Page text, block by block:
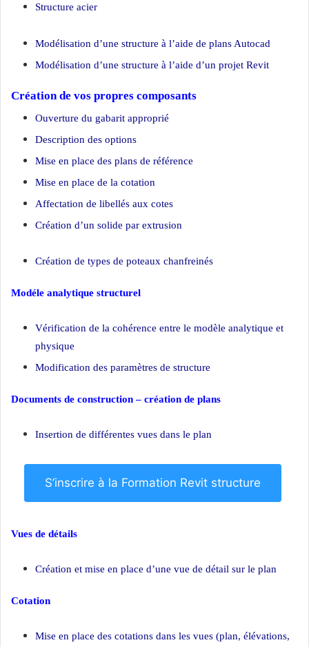
Structure acier
Modélisation d’une structure à l’aide de plans Autocad
Modélisation d’une structure à l’aide d’un projet Revit
Création de vos propres composants
Ouverture du gabarit approprié
Description des options
Mise en place des plans de référence
Mise en place de la cotation
Affectation de libellés aux cotes
Création d’un solide par extrusion
Création de types de poteaux chanfreinés
Modéle analytique structurel
Vérification de la cohérence entre le modèle analytique et
physique
Modification des paramètres de structure
Documents de construction – création de plans
Insertion de différentes vues dans le plan
S’inscrire à la Formation Revit structure
Vues de détails
Création et mise en place d’une vue de détail sur le plan
Cotation
Mise en place des cotations dans les vues (plan, élévations,